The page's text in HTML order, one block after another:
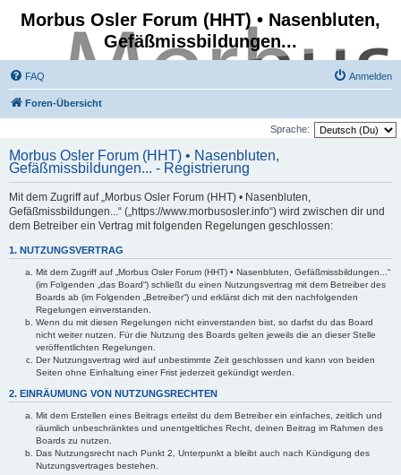
Morbus Osler Forum (HHT) • Nasenbluten,
Gefäßmissbildungen...
FAQ Anmelden
Foren-Übersicht
Sprache:
Morbus Osler Forum (HHT) • Nasenbluten,
Gefäßmissbildungen... - Registrierung
Mit dem Zugriff auf „Morbus Osler Forum (HHT) • Nasenbluten,
Gefäßmissbildungen...“ („https://www.morbusosler.info“) wird zwischen dir und
dem Betreiber ein Vertrag mit folgenden Regelungen geschlossen:
1. NUTZUNGSVERTRAG
Mit dem Zugriff auf „Morbus Osler Forum (HHT) • Nasenbluten, Gefäßmissbildungen...“
(im Folgenden „das Board“) schließt du einen Nutzungsvertrag mit dem Betreiber des
Boards ab (im Folgenden „Betreiber“) und erklärst dich mit den nachfolgenden
Regelungen einverstanden.
Wenn du mit diesen Regelungen nicht einverstanden bist, so darfst du das Board
nicht weiter nutzen. Für die Nutzung des Boards gelten jeweils die an dieser Stelle
veröffentlichten Regelungen.
Der Nutzungsvertrag wird auf unbestimmte Zeit geschlossen und kann von beiden
Seiten ohne Einhaltung einer Frist jederzeit gekündigt werden.
2. EINRÄUMUNG VON NUTZUNGSRECHTEN
Mit dem Erstellen eines Beitrags erteilst du dem Betreiber ein einfaches, zeitlich und
räumlich unbeschränktes und unentgeltliches Recht, deinen Beitrag im Rahmen des
Boards zu nutzen.
Das Nutzungsrecht nach Punkt 2, Unterpunkt a bleibt auch nach Kündigung des
Nutzungsvertrages bestehen.